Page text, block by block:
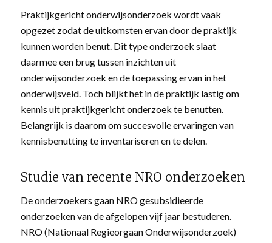
Praktijkgericht onderwijsonderzoek wordt vaak
opgezet zodat de uitkomsten ervan door de praktijk
kunnen worden benut. Dit type onderzoek slaat
daarmee een brug tussen inzichten uit
onderwijsonderzoek en de toepassing ervan in het
onderwijsveld. Toch blijkt het in de praktijk lastig om
kennis uit praktijkgericht onderzoek te benutten.
Belangrijk is daarom om succesvolle ervaringen van
kennisbenutting te inventariseren en te delen.
Studie van recente NRO onderzoeken
De onderzoekers gaan NRO gesubsidieerde
onderzoeken van de afgelopen vijf jaar bestuderen.
NRO (Nationaal Regieorgaan Onderwijsonderzoek)